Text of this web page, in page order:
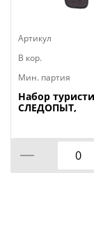
Артикул
В кор.
Мин. партия
Набор
СЛЕДОПЫТ,